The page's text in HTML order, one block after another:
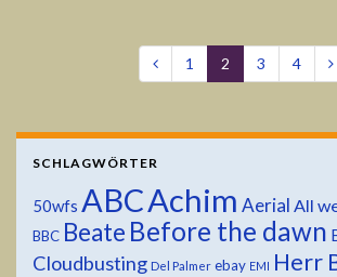
1 2 3 4
SCHLAGWÖRTER
50wfs ABCAchim Aerial All
BBC Beate Before the dawn
Cloudbusting Del Palmer ebay EMI Herr